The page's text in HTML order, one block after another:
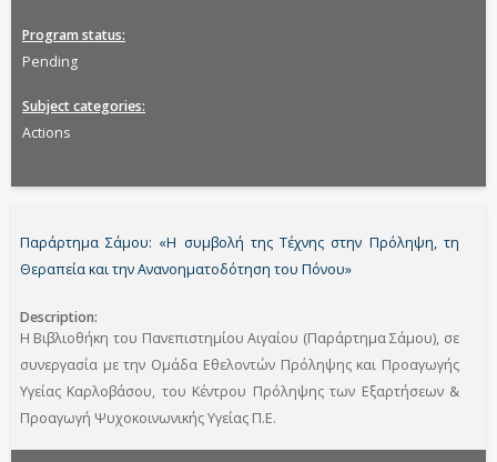
Program status
Pending
Subject categories
Actions
Παράρτημα Σάμου: «Η συμβολή της Τέχνης στην Πρόληψη, τη
Θεραπεία και την Ανανοηματοδότηση του Πόνου»
Description
H Βιβλιοθήκη του Πανεπιστημίου Αιγαίου (Παράρτημα Σάμου), σε
συνεργασία με την Ομάδα Εθελοντών Πρόληψης και Προαγωγής
Υγείας Καρλοβάσου, του Κέντρου Πρόληψης των Εξαρτήσεων &
Προαγωγή Ψυχοκοινωνικής Υγείας Π.Ε.